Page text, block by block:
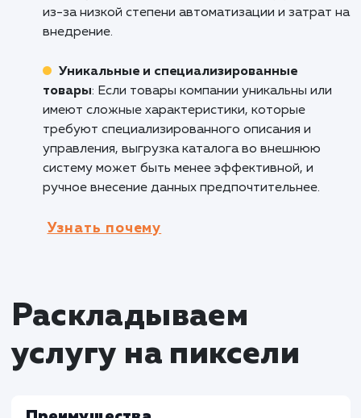
работают с поставщиками и имеют
каталог товаров, услуга выгрузки каталога
обновления и согласования данных о
упрощает взаимодействие с партнерами.
развлечений или информационных порталов
услуга выгрузки каталога во внешнюю
управления большим объемом контента,
Кому не подходит данный
Компании с ограниченным